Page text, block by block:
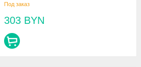
Под заказ
303 BYN